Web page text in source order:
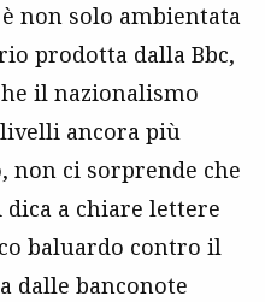
non solo ambientata
prodotta dalla Bbc,
il nazionalismo
ancora più
non ci sorprende che
a chiare lettere
baluardo contro il
dalle banconote